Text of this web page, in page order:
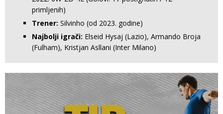
primljenih)
Trener: Silvinho (od 2023. godine)
Najbolji igrači: Elseid Hysaj (Lazio), Armando Broja
(Fulham), Kristjan Asllani (Inter Milano)